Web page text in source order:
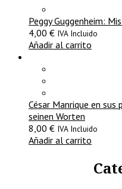
Peggy Guggenheim:
4,00 € IVA Incluido
Añadir al carrito
César Manrique en
seinen Worten
8,00 € IVA Incluido
Añadir al carrito